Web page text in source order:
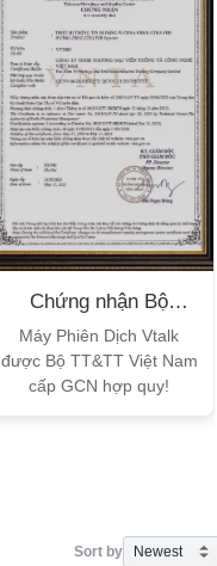
Chứng nhận Bộ
TT&TT
Máy Phiên Dịch Vtalk
được Bộ TT&TT Việt Nam
cấp GCN hợp quy!
Sort by